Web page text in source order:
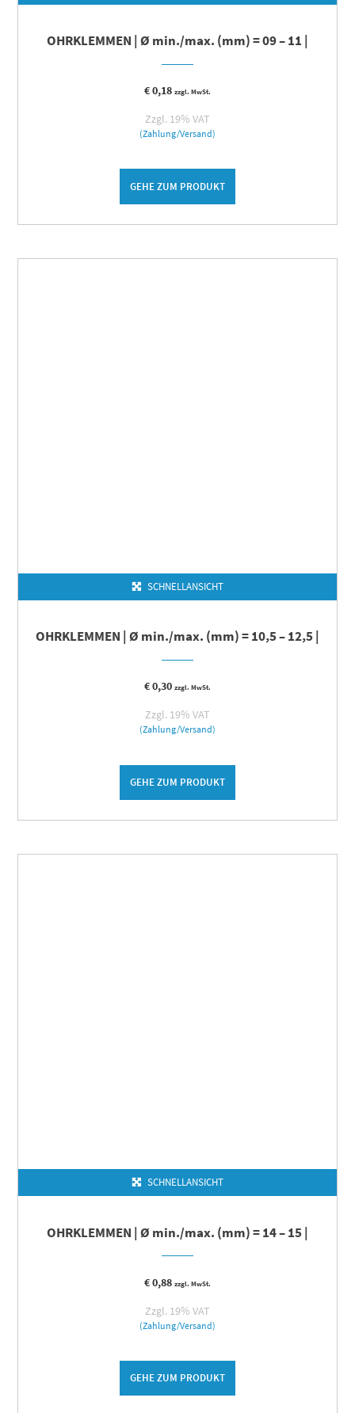
OHRKLEMMEN | Ø min./max. (mm) = 09 – 11 |
€0,18 zzgl. MwSt.
Zzgl. 19% VAT
(Zahlung/Versand)
GEHE ZUM PRODUKT
SCHNELLANSICHT
OHRKLEMMEN | Ø min./max. (mm) = 10,5 – 12,5 |
€0,30 zzgl. MwSt.
Zzgl. 19% VAT
(Zahlung/Versand)
GEHE ZUM PRODUKT
SCHNELLANSICHT
OHRKLEMMEN | Ø min./max. (mm) = 14 – 15 |
€0,88 zzgl. MwSt.
Zzgl. 19% VAT
(Zahlung/Versand)
GEHE ZUM PRODUKT